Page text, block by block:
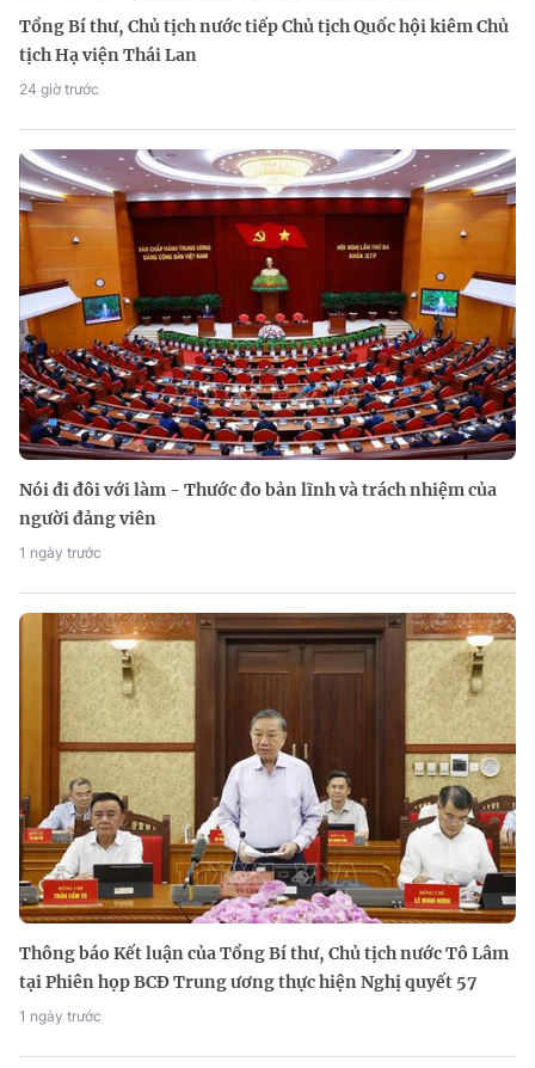
Tổng Bí thư, Chủ tịch nước tiếp Chủ tịch Quốc hội kiêm Chủ
tịch Hạ viện Thái Lan
24 giờ trước
Nói đi đôi với làm - Thước đo bản lĩnh và trách nhiệm của
người đảng viên
1 ngày trước
Thông báo Kết luận của Tổng Bí thư, Chủ tịch nước Tô Lâm
tại Phiên họp BCĐ Trung ương thực hiện Nghị quyết 57
1 ngày trước